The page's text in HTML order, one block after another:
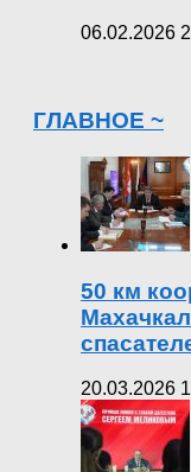
06.02.2026
ГЛАВНОЕ ~
50 км
20.03.2026